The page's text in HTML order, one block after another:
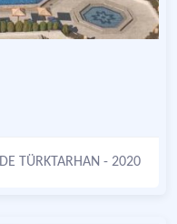
TÜRKTARHAN - 2020